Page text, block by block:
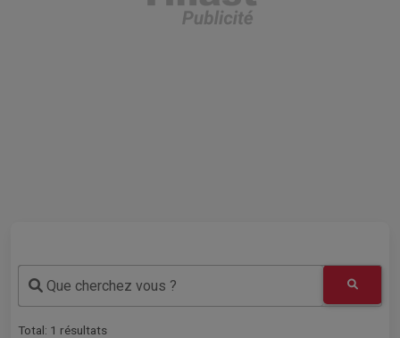
Que cherchez vous ?
Total: 1 résultats